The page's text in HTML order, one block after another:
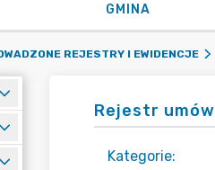
GMINA
REJESTRY I EWIDENCJE
Rejestr umów
Kategorie: